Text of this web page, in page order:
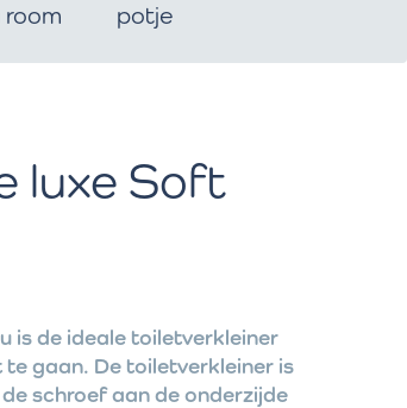
potje
luxe Soft
is de ideale toiletverkleiner
gaan. De toiletverkleiner is
schroef aan de onderzijde